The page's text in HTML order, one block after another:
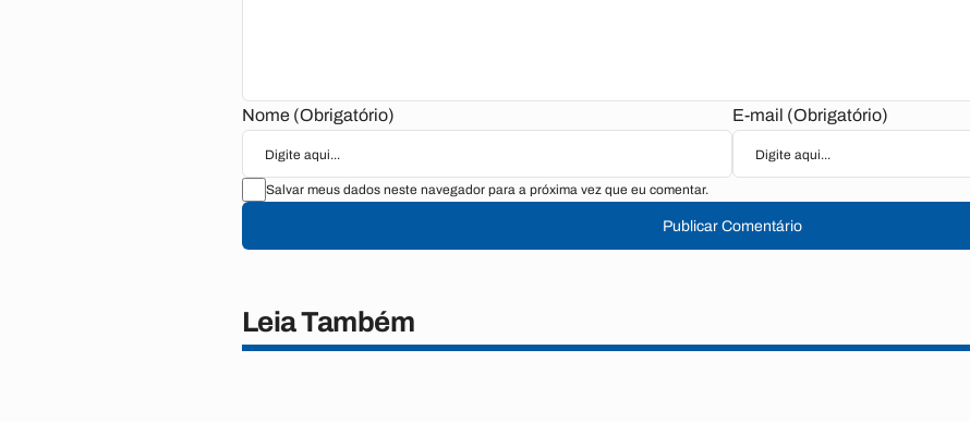
Nome (Obrigatório) E-mail (Obrigatório)
Salvar meus dados neste navegador para a próxima vez que eu comentar.
Publicar Comentário
Leia Também